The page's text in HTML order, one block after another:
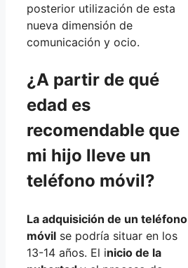
posterior utilización de esta
nueva dimensión de
comunicación y ocio.
¿A partir de qué
edad es
recomendable que
mi hijo lleve un
teléfono móvil?
La adquisición de un teléfono
móvil se podría situar en los
13-14 años. El inicio de la